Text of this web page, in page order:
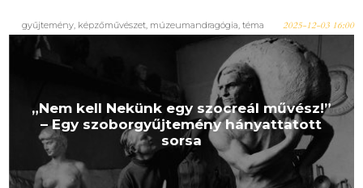
gyűjtemény, képzőművészet, múzeumandragógia, téma 2025-12-03 16:00
„Nem kell Nekünk egy szocreál művész!”
– Egy szoborgyűjtemény hányattatott
sorsa